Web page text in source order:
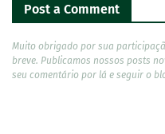
Post a Comment
Muito obrigado por sua
breve. Publicamos nossos posts
seu comentário por lá e seguir o